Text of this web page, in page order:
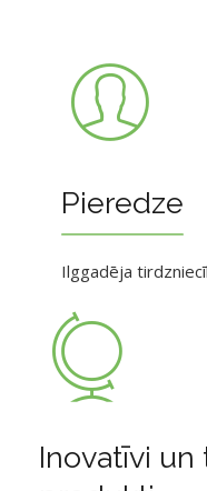
Pieredze
Ilggadēja
Inovatīvi